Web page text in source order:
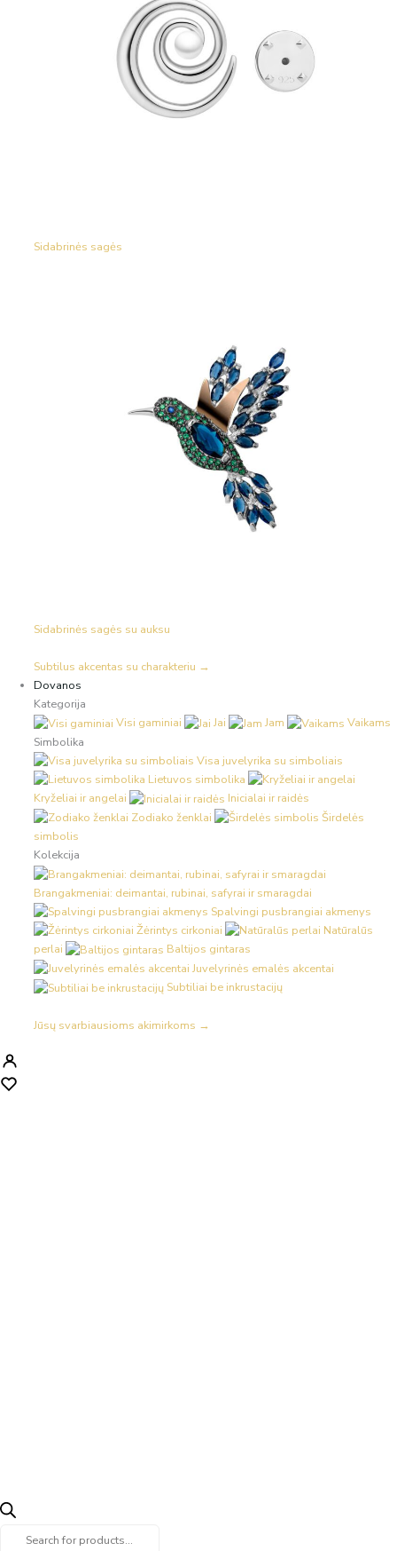
Sidabrinės sagės
Sidabrinės sagės su auksu
Subtilus akcentas su charakteriu →
Dovanos
Kategorija
Visi gaminiai
Jai Jam
Vaikams
Simbolika
Visa juvelyrika su simboliais
Lietuvos simbolika
Kryželiai ir angelai
Inicialai ir raidės
Zodiako ženklai
Širdelės
simbolis
Kolekcija
Brangakmeniai: deimantai, rubinai, safyrai ir smaragdai
Spalvingi pusbrangiai akmenys
Žėrintys cirkoniai
Natūralūs
perlai
Baltijos gintaras
Juvelyrinės emalės akcentai
Subtiliai be inkrustacijų
Jūsų svarbiausioms akimirkoms →